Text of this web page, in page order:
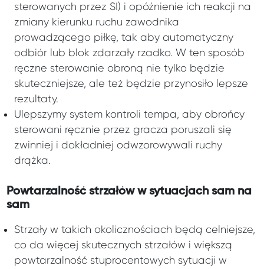
sterowanych przez SI) i opóźnienie ich reakcji na
zmiany kierunku ruchu zawodnika
prowadzącego piłkę, tak aby automatyczny
odbiór lub blok zdarzały rzadko. W ten sposób
ręczne sterowanie obroną nie tylko będzie
skuteczniejsze, ale też będzie przynosiło lepsze
rezultaty.
Ulepszymy system kontroli tempa, aby obrońcy
sterowani ręcznie przez gracza poruszali się
zwinniej i dokładniej odwzorowywali ruchy
drążka.
Powtarzalność strzałów w sytuacjach sam na
sam
Strzały w takich okolicznościach będą celniejsze,
co da więcej skutecznych strzałów i większą
powtarzalność stuprocentowych sytuacji w